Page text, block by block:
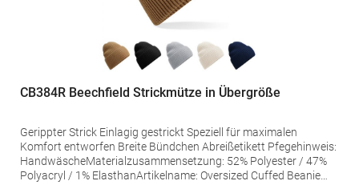
CB384R Beechfield Strickmütze in Übergröße
Gerippter Strick Einlagig gestrickt Speziell für maximalen
Komfort entworfen Breite Bündchen Abreißetikett Pfegehinweis:
HandwäscheMaterialzusammensetzung: 52% Polyester / 47%
Polyacryl / 1% ElasthanArtikelname: Oversized Cuffed Beanie